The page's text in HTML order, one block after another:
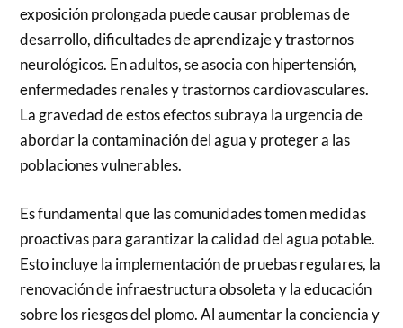
exposición prolongada puede causar problemas de
desarrollo, dificultades de aprendizaje y trastornos
neurológicos. En adultos, se asocia con hipertensión,
enfermedades renales y trastornos cardiovasculares.
La gravedad de estos efectos subraya la urgencia de
abordar la contaminación del agua y proteger a las
poblaciones vulnerables.
Es fundamental que las comunidades tomen medidas
proactivas para garantizar la calidad del agua potable.
Esto incluye la implementación de pruebas regulares, la
renovación de infraestructura obsoleta y la educación
sobre los riesgos del plomo. Al aumentar la conciencia y